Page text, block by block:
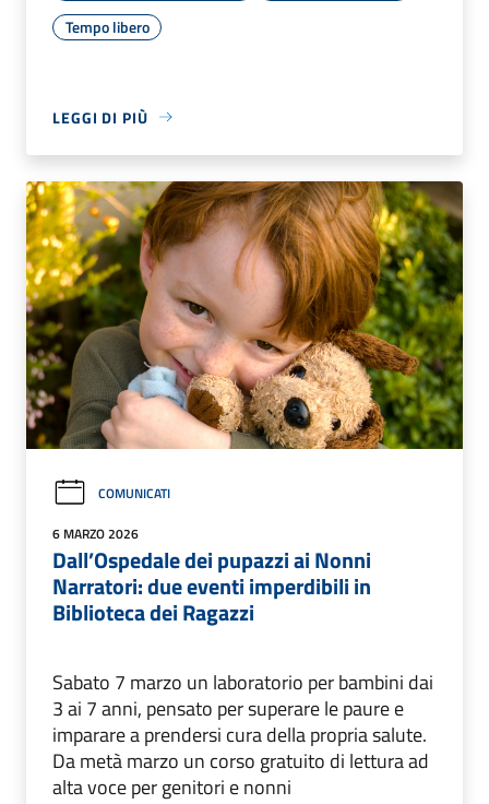
Tempo libero
LEGGI DI PIÙ
COMUNICATI
6 MARZO 2026
Dall’Ospedale dei pupazzi ai Nonni
Narratori: due eventi imperdibili in
Biblioteca dei Ragazzi
Sabato 7 marzo un laboratorio per bambini dai
3 ai 7 anni, pensato per superare le paure e
imparare a prendersi cura della propria salute.
Da metà marzo un corso gratuito di lettura ad
alta voce per genitori e nonni